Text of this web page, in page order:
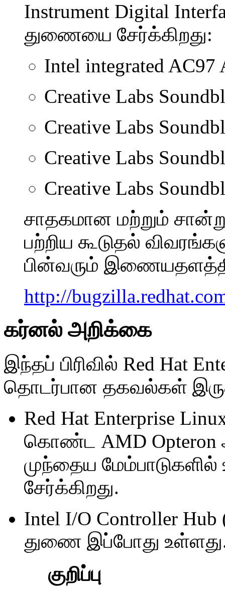
Instrument Digital
துணையை சேர்க்கிறது:
Intel integrated AC97
Creative Labs
Creative Labs
Creative Labs
Creative Labs
சாதகமான மற்றும்
பற்றிய கூடுதல்
பின்வரும்
http://
கர்னல் அறிக்கை
இந்தப் பிரிவில் Red Hat
தொடர்பான தகவல்கள்
Red Hat Enterprise
கொண்ட AMD
முந்தைய
சேர்க்கிறது.
Intel I/O Controller Hub
துணை இப்போது
குறிப்பு